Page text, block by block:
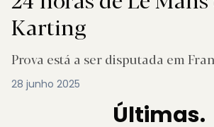
Karting
Prova está a ser disputada em
28 junho 2025
Últimas.